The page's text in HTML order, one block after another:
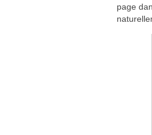
page